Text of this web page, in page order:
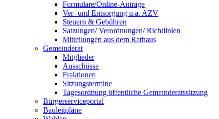
Formulare/Online-Anträge
Ver- und Entsorgung u.a. AZV
Steuern & Gebühren
Satzungen/ Verordnungen/ Richtlinien
Mitteilungen aus dem Rathaus
Gemeinderat
Mitglieder
Ausschüsse
Fraktionen
Sitzungstermine
Tagesordnung öffentliche Gemeinderatssitzung
Bürgerserviceportal
Bauleitpläne